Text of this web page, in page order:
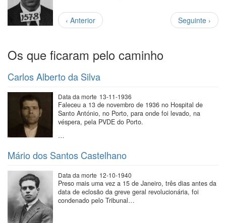
Paginação
Página
anterior
‹ Anterior
Próxima
página
Seguinte ›
Os que ficaram pelo caminho
Carlos Alberto da Silva
Data da morte 13-11-1936
Faleceu a 13 de novembro de 1936 no Hospital de
Santo António, no Porto, para onde foi levado, na
véspera, pela PVDE do Porto.
…
Mário dos Santos Castelhano
Data da morte 12-10-1940
Preso mais uma vez a 15 de Janeiro, três dias antes da
data de eclosão da greve geral revolucionária, foi
condenado pelo Tribunal…